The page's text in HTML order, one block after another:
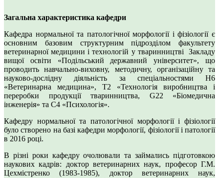
Загальна характеристика кафедри
Кафедра нормальної та патологічної морфології і фізіології є
основним базовим структурним підрозділом факультету
ветеринарної медицини і технологій у тваринництві Закладу
вищої освіти «Подільський державний університет», що
проводить навчально-виховну, методичну, організаційну та
науково-дослідну діяльність за спеціальностями Н6
«Ветеринарна медицина», Т2 «Технологія виробництва і
переробки продукції тваринництва, G22 «Біомедична
інженерія» та С4 «Психологія».
Кафедру нормальної та патологічної морфології і фізіології
було створено на базі кафедри морфології, фізіології і патології
в 2016 році.
В різні роки кафедру очолювали та займались підготовкою
наукових кадрів: доктор ветеринарних наук, професор Г.М.
Цехмістренко (1983-1985), доктор ветеринарних наук,